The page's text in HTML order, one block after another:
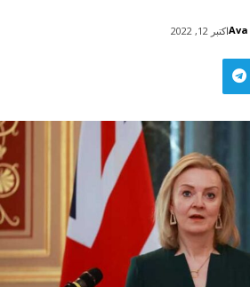
Avaاکتبر 12, 2022